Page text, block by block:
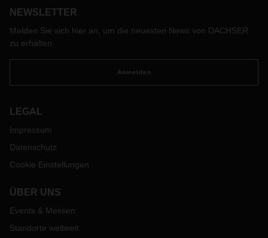
Zusammenarbeit zwischen den beiden Unternehmen die
Standort im bayerischen Ingolstadt.
NEWSLETTER
Melden Sie sich hier an, um die neuesten News von DACHSER
zu erhalten.
Anmelden
LEGAL
Impressum
Datenschutz
Cookie Einstellungen
ÜBER UNS
Events & Messen
Standorte weltweit